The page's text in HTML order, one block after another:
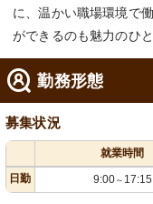
に、温かい職場環境で
ができるのも魅力のひと
勤務形態
募集状況
就業時間
日勤
9:00～ 17:15